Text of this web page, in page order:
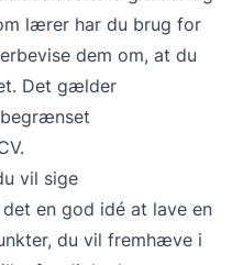
lærer har du brug for
dem om, at du
Det gælder
vil sige
en god idé at lave en
du vil fremhæve i